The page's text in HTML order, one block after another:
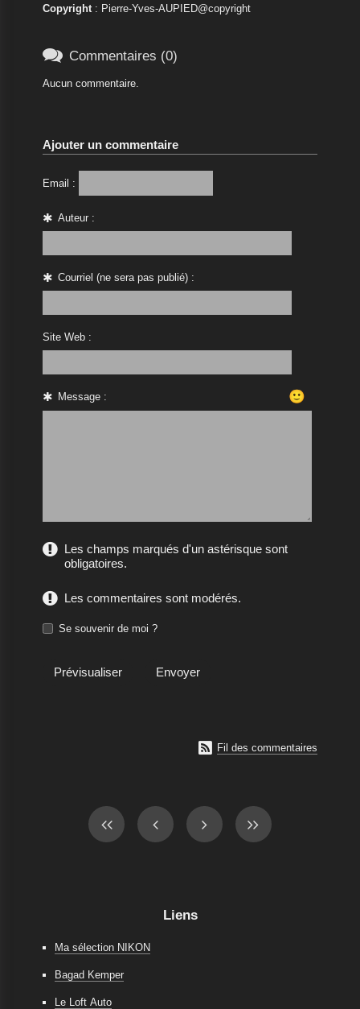
Copyright: Pierre-Yves-AUPIED@copyright
 Commentaires (0)
Aucun commentaire.
Ajouter un commentaire
Email :
Auteur :
Courriel (ne sera pas publié) :
Site Web :
Message : 🙂
Les champs marqués d'un astérisque sont
obligatoires.
Les commentaires sont modérés.
Se souvenir de moi ?
 Fil des commentaires
Liens
Ma sélection NIKON
Bagad Kemper
Le Loft Auto